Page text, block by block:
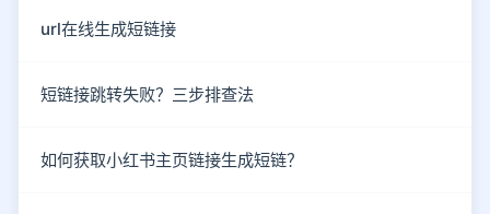
url在线生成短链接
短链接跳转失败？三步排查法
如何获取小红书主页链接生成短链？